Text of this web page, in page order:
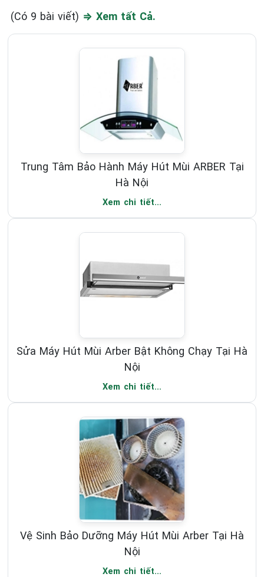
(Có 9 bài viết) ⇒ Xem tất Cả.
Trung Tâm Bảo Hành Máy Hút Mùi ARBER Tại
Hà Nội
Xem chi tiết...
Sửa Máy Hút Mùi Arber Bật Không Chạy Tại Hà
Nội
Xem chi tiết...
Vệ Sinh Bảo Dưỡng Máy Hút Mùi Arber Tại Hà
Nội
Xem chi tiết...